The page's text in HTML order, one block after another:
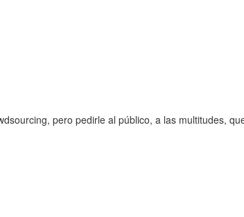
pero pedirle al público, a las multitudes,